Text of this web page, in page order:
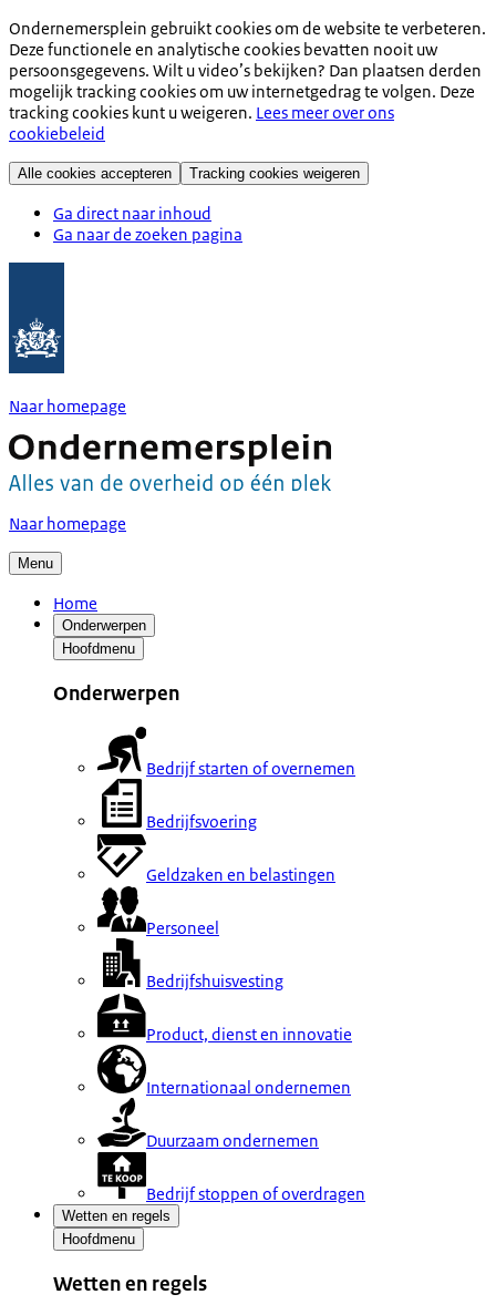
Ondernemersplein gebruikt cookies om de website te verbeteren.
Deze functionele en analytische cookies bevatten nooit uw
persoonsgegevens. Wilt u video’s bekijken? Dan plaatsen derden
mogelijk tracking cookies om uw internetgedrag te volgen. Deze
tracking cookies kunt u weigeren. Lees meer over ons
cookiebeleid
Alle cookies accepteren Tracking cookies weigeren
Ga direct naar inhoud
Ga naar de zoeken pagina
Naar homepage
Naar homepage
Menu
Home
Onderwerpen
Hoofdmenu
Onderwerpen
Bedrijf starten of overnemen
Bedrijfsvoering
Geldzaken en belastingen
Personeel
Bedrijfshuisvesting
Product, dienst en innovatie
Internationaal ondernemen
Duurzaam ondernemen
Bedrijf stoppen of overdragen
Wetten en regels
Hoofdmenu
Wetten en regels